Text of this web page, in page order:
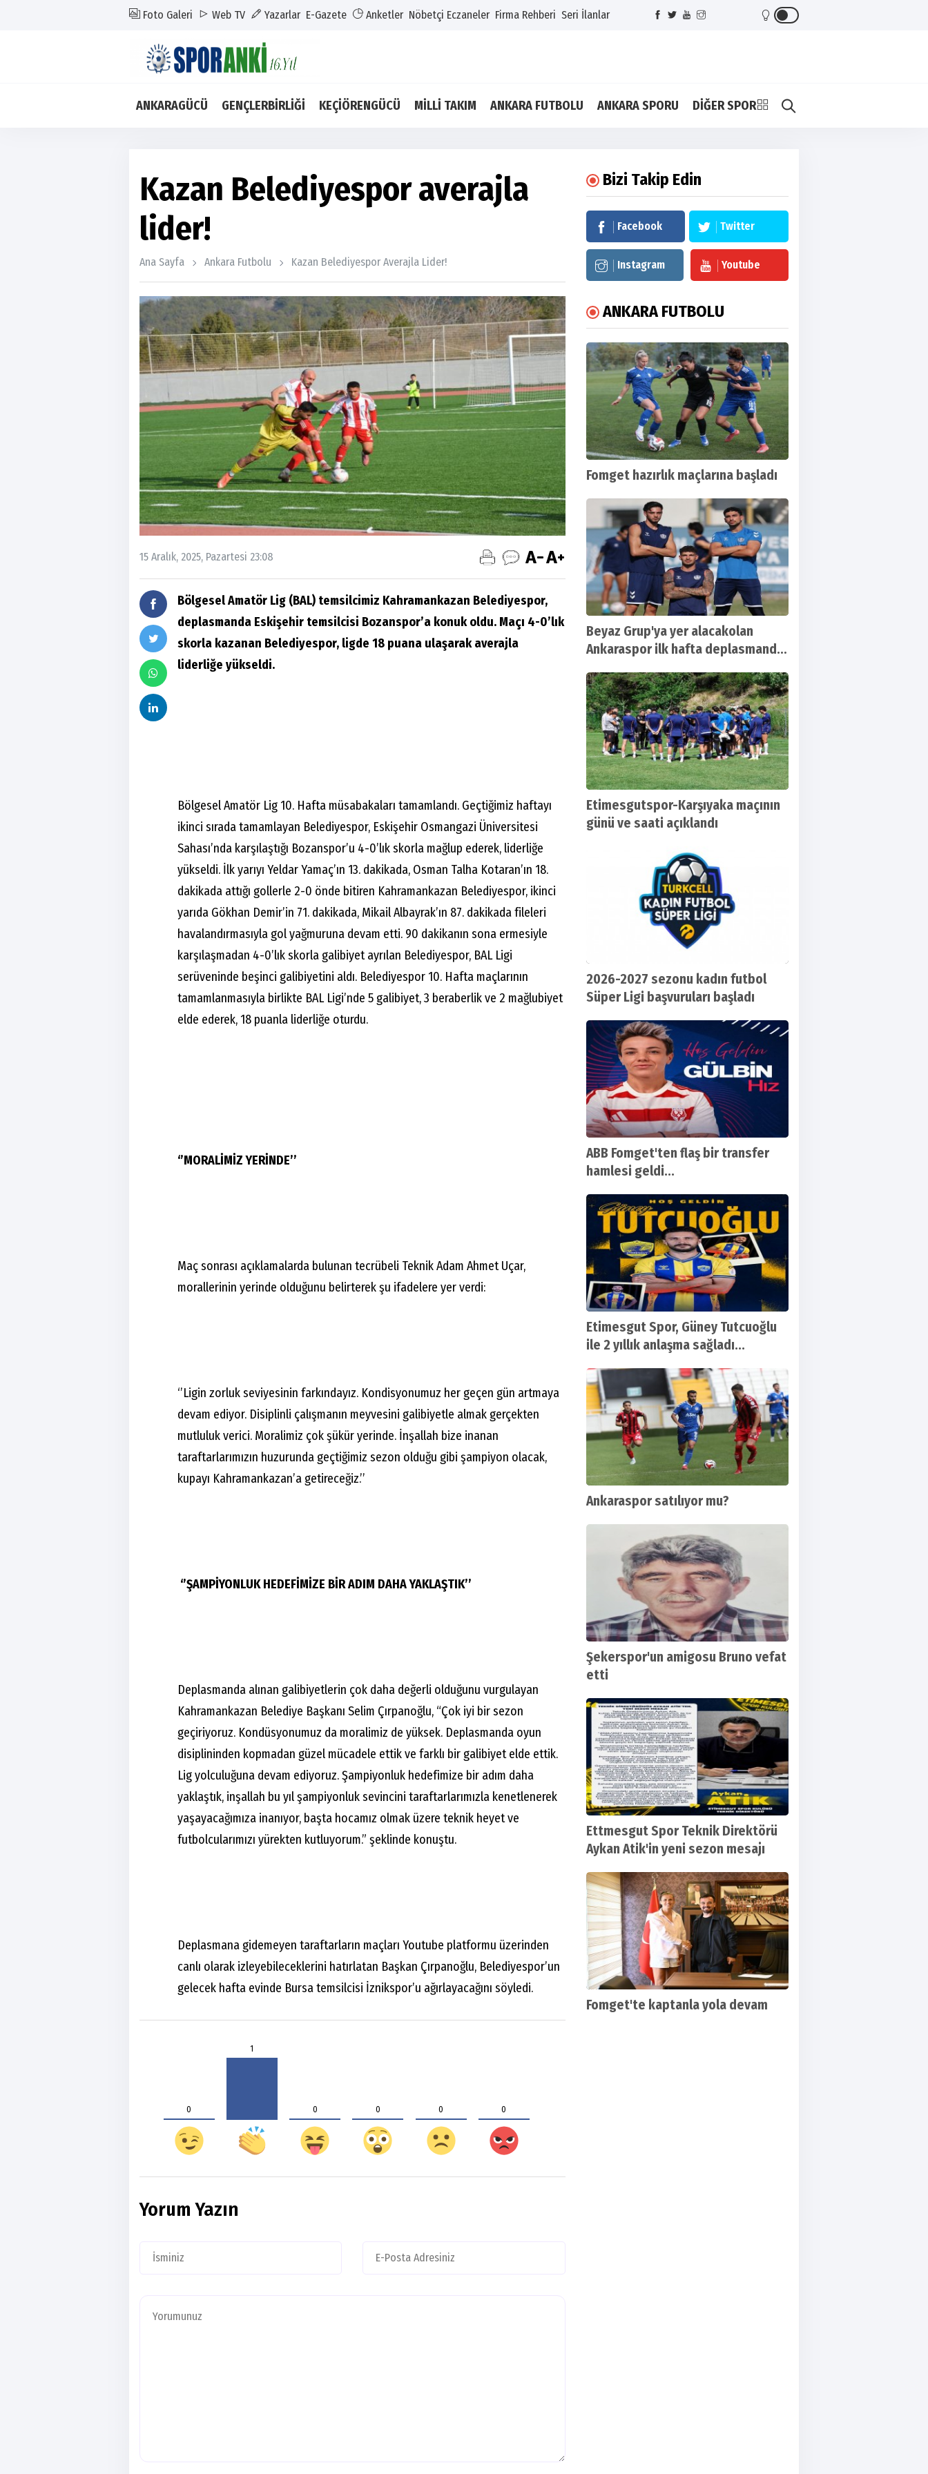
Foto Galeri Web TV Yazarlar E-Gazete Anketler Nöbetçi Eczaneler Firma Rehberi Seri İlanlar
ANKARAGÜCÜ GENÇLERBİRLİĞİ KEÇİÖRENGÜCÜ MİLLİ TAKIM ANKARA FUTBOLU ANKARA SPORU DİĞER SPOR
Kazan Belediyespor averajla
lider!
Ana Sayfa Ankara Futbolu Kazan Belediyespor Averajla Lider!
15 Aralık, 2025, Pazartesi 23:08
Bölgesel Amatör Lig (BAL) temsilcimiz Kahramankazan Belediyespor,
deplasmanda Eskişehir temsilcisi Bozanspor’a konuk oldu. Maçı 4-0’lık
skorla kazanan Belediyespor, ligde 18 puana ulaşarak averajla
liderliğe yükseldi.
Bölgesel Amatör Lig 10. Hafta müsabakaları tamamlandı. Geçtiğimiz haftayı
ikinci sırada tamamlayan Belediyespor, Eskişehir Osmangazi Üniversitesi
Sahası’nda karşılaştığı Bozanspor’u 4-0’lık skorla mağlup ederek, liderliğe
yükseldi. İlk yarıyı Yeldar Yamaç’ın 13. dakikada, Osman Talha Kotaran’ın 18.
dakikada attığı gollerle 2-0 önde bitiren Kahramankazan Belediyespor, ikinci
yarıda Gökhan Demir’in 71. dakikada, Mikail Albayrak’ın 87. dakikada fileleri
havalandırmasıyla gol yağmuruna devam etti. 90 dakikanın sona ermesiyle
karşılaşmadan 4-0’lık skorla galibiyet ayrılan Belediyespor, BAL Ligi
serüveninde beşinci galibiyetini aldı. Belediyespor 10. Hafta maçlarının
tamamlanmasıyla birlikte BAL Ligi’nde 5 galibiyet, 3 beraberlik ve 2 mağlubiyet
elde ederek, 18 puanla liderliğe oturdu.
‘’MORALİMİZ YERİNDE’’
Maç sonrası açıklamalarda bulunan tecrübeli Teknik Adam Ahmet Uçar,
morallerinin yerinde olduğunu belirterek şu ifadelere yer verdi:
‘’Ligin zorluk seviyesinin farkındayız. Kondisyonumuz her geçen gün artmaya
devam ediyor. Disiplinli çalışmanın meyvesini galibiyetle almak gerçekten
mutluluk verici. Moralimiz çok şükür yerinde. İnşallah bize inanan
taraftarlarımızın huzurunda geçtiğimiz sezon olduğu gibi şampiyon olacak,
kupayı Kahramankazan’a getireceğiz.’’
‘’ŞAMPİYONLUK HEDEFİMİZE BİR ADIM DAHA YAKLAŞTIK’’
Deplasmanda alınan galibiyetlerin çok daha değerli olduğunu vurgulayan
Kahramankazan Belediye Başkanı Selim Çırpanoğlu, “Çok iyi bir sezon
geçiriyoruz. Kondüsyonumuz da moralimiz de yüksek. Deplasmanda oyun
disiplininden kopmadan güzel mücadele ettik ve farklı bir galibiyet elde ettik.
Lig yolculuğuna devam ediyoruz. Şampiyonluk hedefimize bir adım daha
yaklaştık, inşallah bu yıl şampiyonluk sevincini taraftarlarımızla kenetlenerek
yaşayacağımıza inanıyor, başta hocamız olmak üzere teknik heyet ve
futbolcularımızı yürekten kutluyorum.” şeklinde konuştu.
Deplasmana gidemeyen taraftarların maçları Youtube platformu üzerinden
canlı olarak izleyebileceklerini hatırlatan Başkan Çırpanoğlu, Belediyespor’un
gelecek hafta evinde Bursa temsilcisi İznikspor’u ağırlayacağını söyledi.
0
1
0 0 0 0
Yorum Yazın
Bizi Takip Edin
Facebook Twitter
Instagram Youtube
ANKARA FUTBOLU
Fomget hazırlık maçlarına başladı
Beyaz Grup'ya yer alacakolan
Ankaraspor ilk hafta deplasmanda
Etimesgutspor-Karşıyaka maçının
günü ve saati açıklandı
2026-2027 sezonu kadın futbol
Süper Ligi başvuruları başladı
ABB Fomget'ten flaş bir transfer
hamlesi geldi...
Etimesgut Spor, Güney Tutcuoğlu
ile 2 yıllık anlaşma sağladı...
Ankaraspor satılıyor mu?
Şekerspor'un amigosu Bruno vefat
etti
Ettmesgut Spor Teknik Direktörü
Aykan Atik'in yeni sezon mesajı
Fomget'te kaptanla yola devam